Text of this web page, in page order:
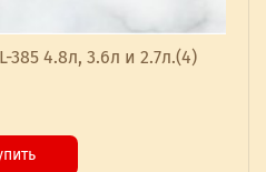
385 4.8л, 3.6л и 2.7л.(4)